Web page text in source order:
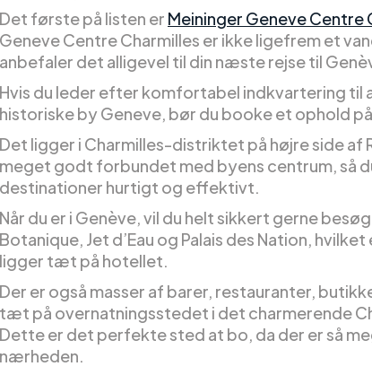
Det første på listen er Meininger Geneve Centre
Geneve Centre Charmilles er ikke ligefrem et
anbefaler det alligevel til din næste rejse til
Hvis du leder efter komfortabel indkvartering til
historiske by Geneve, bør du booke et ophold
Det ligger i Charmilles-distriktet på højre side af
meget godt forbundet med byens centrum, så
destinationer hurtigt og effektivt.
Når du er i Genève, vil du helt sikkert gerne
Botanique, Jet d’Eau og Palais des Nation,
ligger tæt på hotellet.
Der er også masser af barer, restauranter,
tæt på overnatningsstedet i det charmerende
Dette er det perfekte sted at bo, da der er så
nærheden.